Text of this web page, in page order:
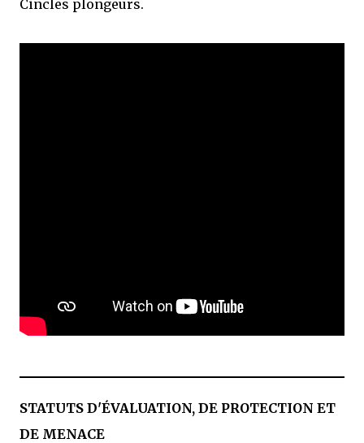
Cincles plongeurs.
STATUTS D'ÉVALUATION, DE PROTECTION ET
DE MENACE